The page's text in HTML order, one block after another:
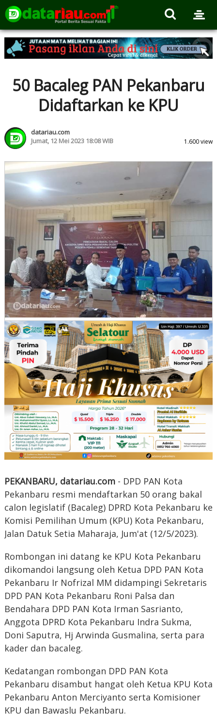
50 Bacaleg PAN Pekanbaru
Didaftarkan ke KPU
datariau.com
Jumat, 12 Mei 2023 18:08 WIB
1.600 view
PEKANBARU, datariau.com- DPD PAN Kota
Pekanbaru resmi mendaftarkan 50 orang bakal
calon legislatif (Bacaleg) DPRD Kota Pekanbaru ke
Komisi Pemilihan Umum (KPU) Kota Pekanbaru,
Jalan Datuk Setia Maharaja, Jum'at (12/5/2023).
Rombongan ini datang ke KPU Kota Pekanbaru
dikomandoi langsung oleh Ketua DPD PAN Kota
Pekanbaru Ir Nofrizal MM didampingi Sekretaris
DPD PAN Kota Pekanbaru Roni Palsa dan
Bendahara DPD PAN Kota Irman Sasrianto,
Anggota DPRD Kota Pekanbaru Indra Sukma,
Doni Saputra, Hj Arwinda Gusmalina, serta para
kader dan bacaleg.
Kedatangan rombongan DPD PAN Kota
Pekanbaru disambut hangat oleh Ketua KPU Kota
Pekanbaru Anton Merciyanto serta Komisioner
KPU dan Bawaslu Pekanbaru.